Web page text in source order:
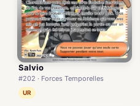
Salvio
#202 · Forces Temporelles
UR